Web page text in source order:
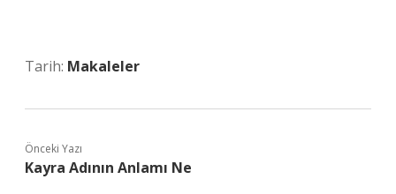
Tarih: Makaleler
Önceki Yazı
Kayra Adının Anlamı Ne